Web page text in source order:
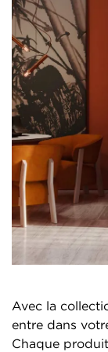
Avec la
entre dans
Chaque